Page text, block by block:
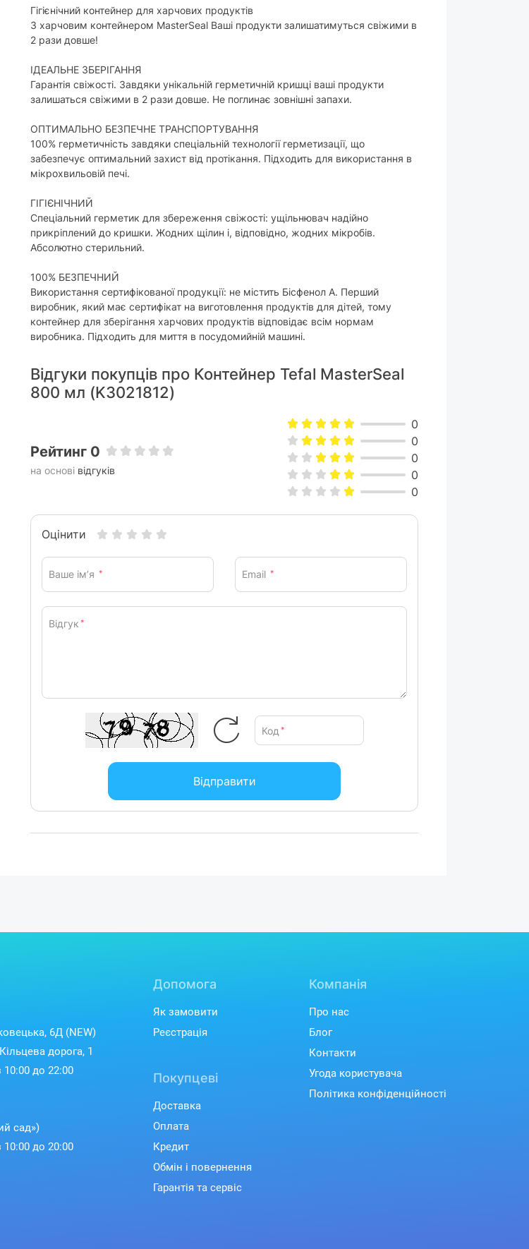
Гігієнічний контейнер для харчових продуктів
З харчовим контейнером MasterSeal Ваші продукти залишатимуться свіжими в
2 рази довше!
ІДЕАЛЬНЕ ЗБЕРІГАННЯ
Гарантія свіжості. Завдяки унікальній герметичній кришці ваші продукти
залишаться свіжими в 2 рази довше. Не поглинає зовнішні запахи.
ОПТИМАЛЬНО БЕЗПЕЧНЕ ТРАНСПОРТУВАННЯ
100% герметичність завдяки спеціальній технології герметизації, що
забезпечує оптимальний захист від протікання. Підходить для використання в
мікрохвильовій печі.
ГІГІЄНІЧНИЙ
Спеціальний герметик для збереження свіжості: ущільнювач надійно
прикріплений до кришки. Жодних щілин і, відповідно, жодних мікробів.
Абсолютно стерильний.
100% БЕЗПЕЧНИЙ
Використання сертифікованої продукції: не містить Бісфенол А. Перший
виробник, який має сертифікат на виготовлення продуктів для дітей, тому
контейнер для зберігання харчових продуктів відповідає всім нормам
виробника. Підходить для миття в посудомийній машині.
Відгуки покупців про Контейнер Tefal MasterSeal
800 мл (K3021812)
Рейтинг 0
на основі відгуків
0
0
0
0
0
Оцінити
Ваше ім’я * Email *
Відгук *
Код *
Відправити
6Д (NEW)
дорога, 1
до 22:00
сад»)
до 20:00
Допомога
Як замовити
Реєстрація
Покупцеві
Доставка
Оплата
Кредит
Обмін і повернення
Гарантія та сервіс
Компанія
Про нас
Блог
Контакти
Угода користувача
Політика конфіденційності